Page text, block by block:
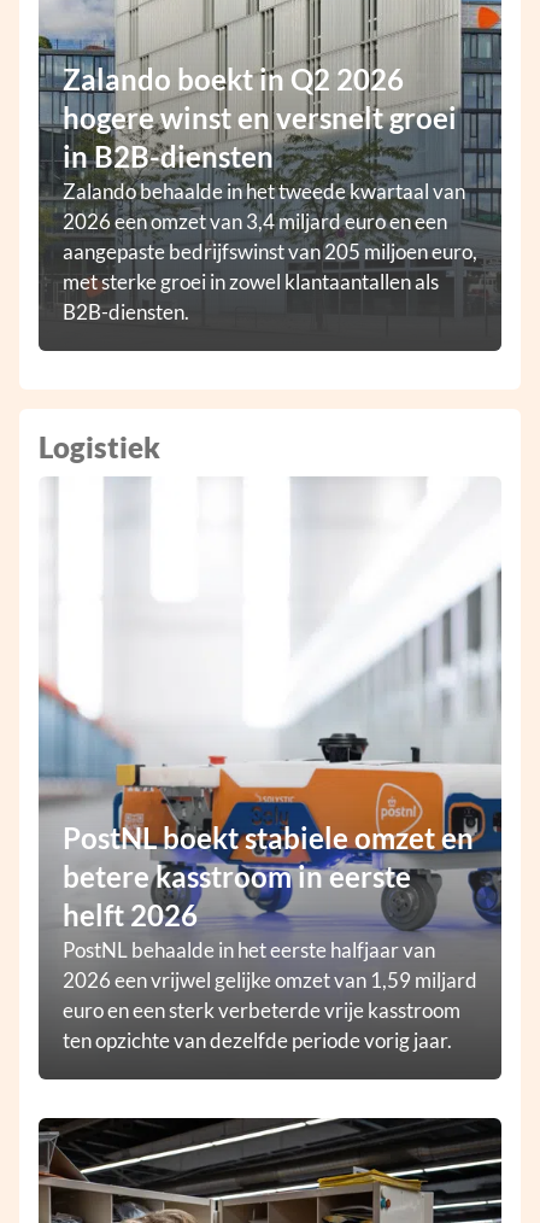
Zalando boekt in Q2 2026
hogere winst en versnelt groei
in B2B-diensten
Zalando behaalde in het tweede kwartaal van
2026 een omzet van 3,4 miljard euro en een
aangepaste bedrijfswinst van 205 miljoen euro,
met sterke groei in zowel klantaantallen als
B2B-diensten.
Logistiek
PostNL boekt stabiele omzet en
betere kasstroom in eerste
helft 2026
PostNL behaalde in het eerste halfjaar van
2026 een vrijwel gelijke omzet van 1,59 miljard
euro en een sterk verbeterde vrije kasstroom
ten opzichte van dezelfde periode vorig jaar.